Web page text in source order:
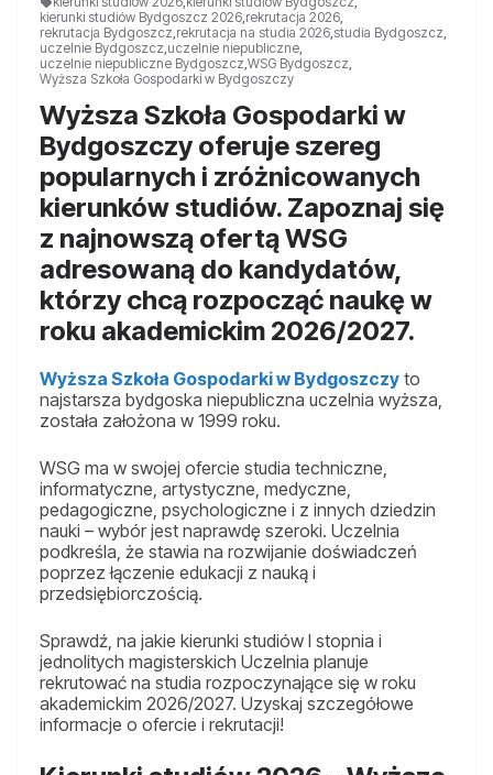
kierunki studiów Bydgoszcz 2026,rekrutacja 2026,
rekrutacja Bydgoszcz,rekrutacja na studia 2026,studia Bydgoszcz,
uczelnie Bydgoszcz,uczelnie niepubliczne,
uczelnie niepubliczne Bydgoszcz,WSG Bydgoszcz,
Wyższa Szkoła Gospodarki w Bydgoszczy
Wyższa Szkoła Gospodarki w
Bydgoszczy oferuje szereg
popularnych i zróżnicowanych
kierunków studiów. Zapoznaj się
z najnowszą ofertą WSG
adresowaną do kandydatów,
którzy chcą rozpocząć naukę w
roku akademickim 2026/2027.
Wyższa Szkoła Gospodarki w Bydgoszczy to
najstarsza bydgoska niepubliczna uczelnia wyższa,
została założona w 1999 roku.
WSG ma w swojej ofercie studia techniczne,
informatyczne, artystyczne, medyczne,
pedagogiczne, psychologiczne i z innych dziedzin
nauki – wybór jest naprawdę szeroki. Uczelnia
podkreśla, że stawia na rozwijanie doświadczeń
poprzez łączenie edukacji z nauką i
przedsiębiorczością.
Sprawdź, na jakie kierunki studiów I stopnia i
jednolitych magisterskich Uczelnia planuje
rekrutować na studia rozpoczynające się w roku
akademickim 2026/2027. Uzyskaj szczegółowe
informacje o ofercie i rekrutacji!